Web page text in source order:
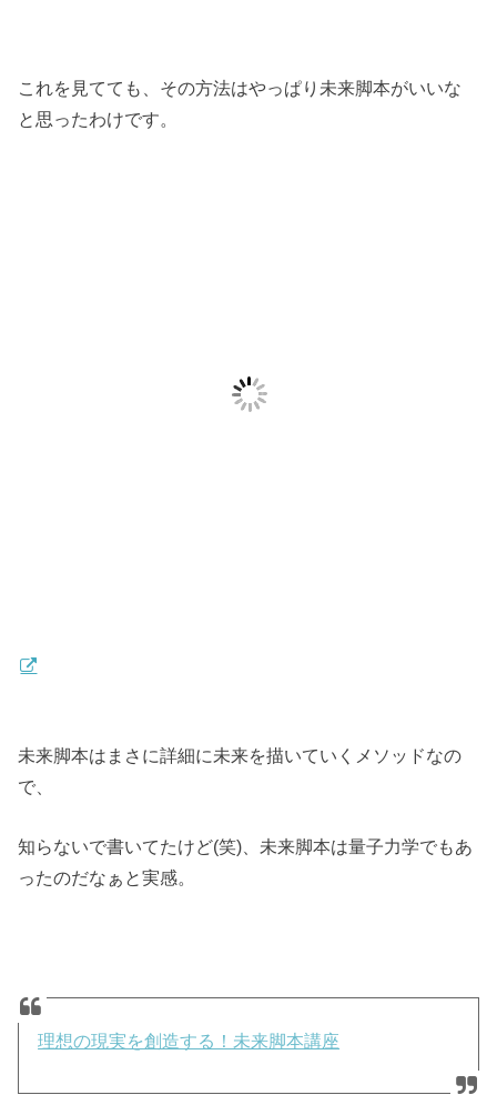
これを見てても、その方法はやっぱり未来脚本がいいな
と思ったわけです。
未来脚本はまさに詳細に未来を描いていくメソッドなの
で、
知らないで書いてたけど(笑)、未来脚本は量子力学でもあ
ったのだなぁと実感。
理想の現実を創造する！未来脚本講座